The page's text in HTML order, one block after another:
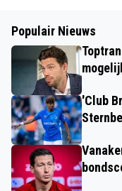
Populair Nieuws
'Club